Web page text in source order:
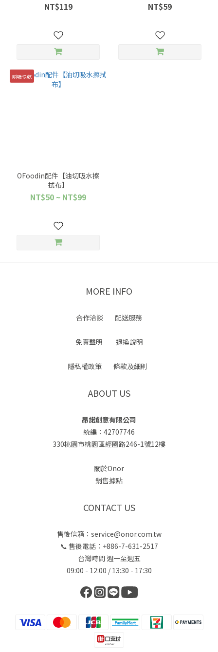
NT$119 NT$59
瞬吸快乾
OFoodin配件【油切吸水擦
拭布】
NT$50 ~ NT$99
MORE INFO
合作洽談 配送服務
免責聲明 退換說明
隱私權政策 條款及細則
ABOUT US
昂諾創意有限公司
統編：42707746
330桃園市桃園區經國路246-1號12樓
關於Onor
銷售據點
CONTACT US
售後信箱：service@onor.com.tw
📞 售後電話：+886-7-631-2517
台灣時間 週一至週五
09:00 - 12:00 / 13:30 - 17:30